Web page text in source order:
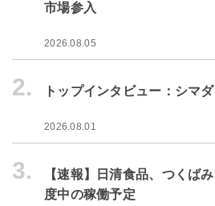
市場参入
2026.08.05
2. トップインタビュー：シマ
2026.08.01
3.
【速報】日清食品、つくば
度中の稼働予定